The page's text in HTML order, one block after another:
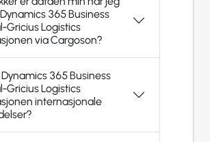
365 Business
Gricius Logistics
via Cargoson?
365 Business
Gricius Logistics
internasjonale